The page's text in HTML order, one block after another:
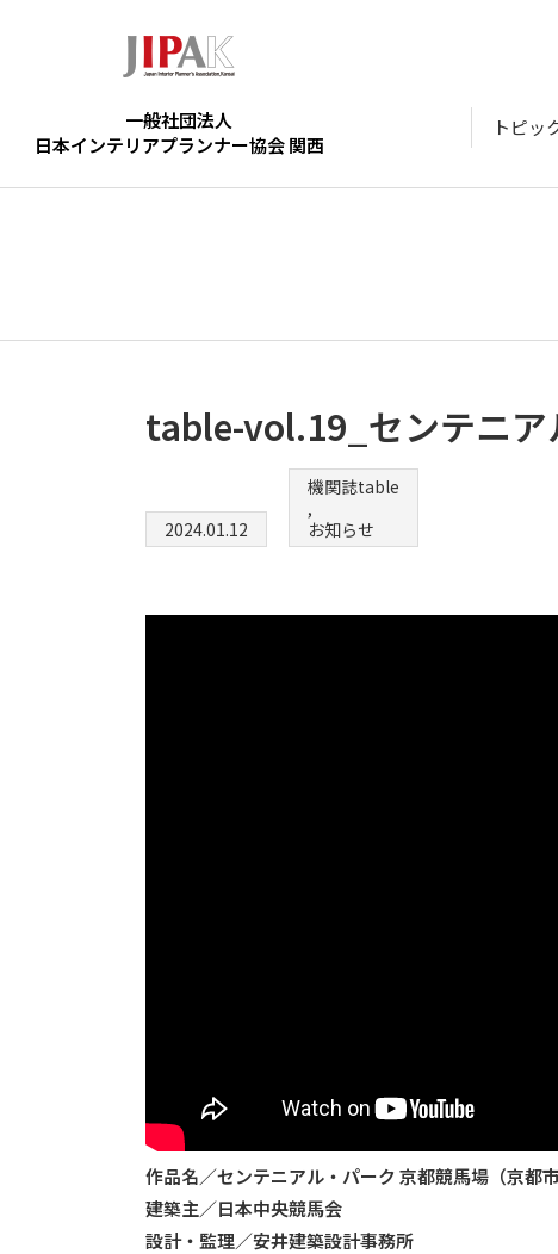
一般社団法人
日本インテリアプランナー協会 関西
トピッ
table-vol.19_センテニア
2024.01.12
機関誌table
,
お知らせ
作品名／センテニアル・パーク 京都競馬場（京都市
建築主／日本中央競馬会
設計・監理／安井建築設計事務所